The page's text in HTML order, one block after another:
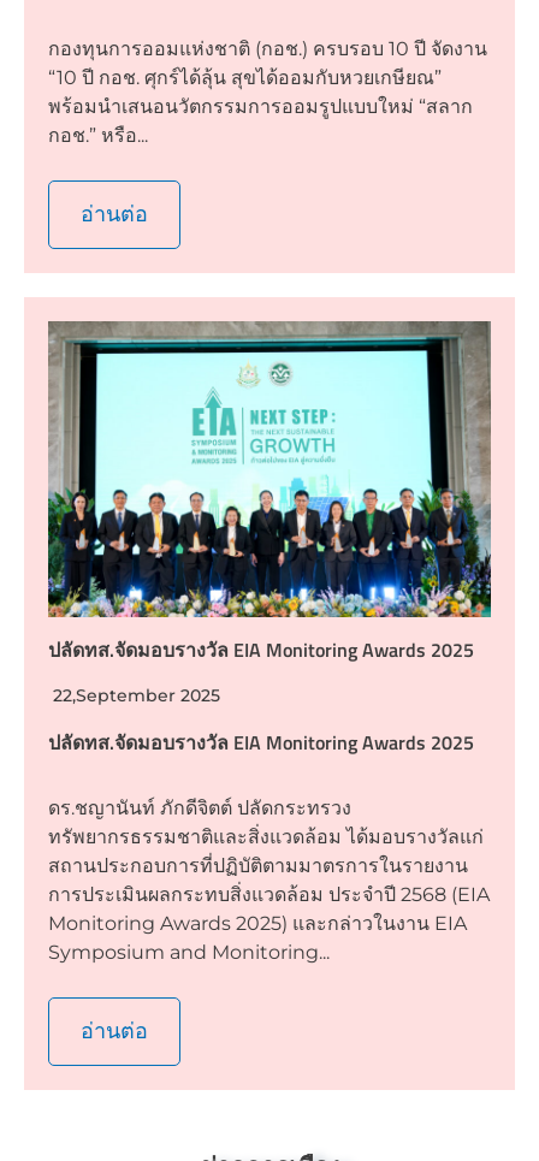
กองทุนการออมแห่งชาติ (กอช.) ครบรอบ 10 ปี จัดงาน
“10 ปี กอช. ศุกร์ได้ลุ้น สุขได้ออมกับหวยเกษียณ”
พร้อมนำเสนอนวัตกรรมการออมรูปแบบใหม่ “สลาก
กอช.” หรือ...
อ่านต่อ
ปลัดทส.จัดมอบรางวัล EIA Monitoring Awards 2025
22,September 2025
ปลัดทส.จัดมอบรางวัล EIA Monitoring Awards 2025
ดร.ชญานันท์ ภักดีจิตต์ ปลัดกระทรวง
ทรัพยากรธรรมชาติและสิ่งแวดล้อม ได้มอบรางวัลแก่
สถานประกอบการที่ปฏิบัติตามมาตรการในรายงาน
การประเมินผลกระทบสิ่งแวดล้อม ประจำปี 2568 (EIA
Monitoring Awards 2025) และกล่าวในงาน EIA
Symposium and Monitoring...
อ่านต่อ